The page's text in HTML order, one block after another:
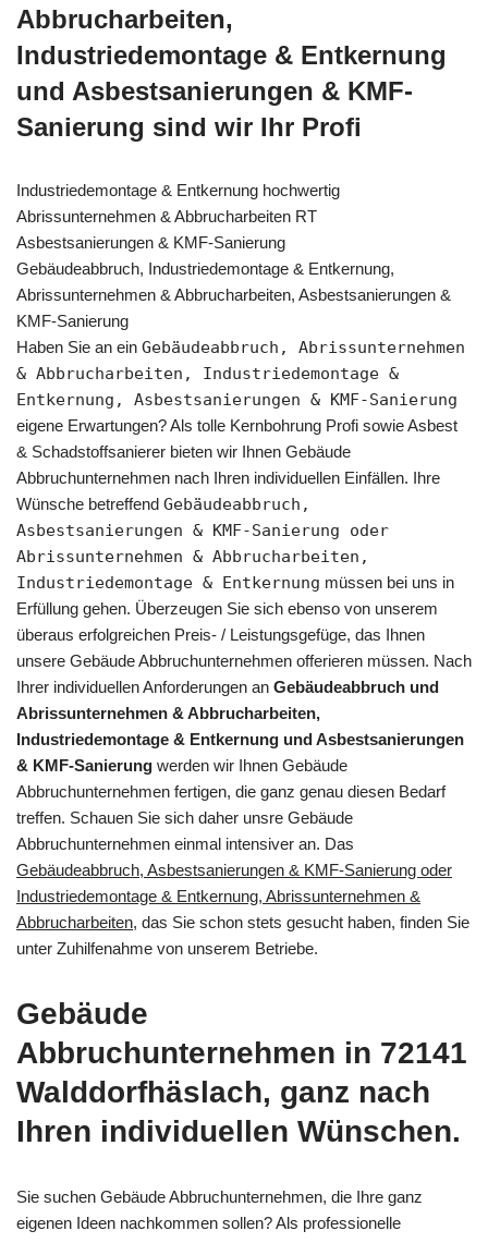
Abbrucharbeiten,
Industriedemontage & Entkernung
und Asbestsanierungen & KMF-
Sanierung sind wir Ihr Profi
Industriedemontage & Entkernung hochwertig
Abrissunternehmen & Abbrucharbeiten RT
Asbestsanierungen & KMF-Sanierung
Gebäudeabbruch, Industriedemontage & Entkernung,
Abrissunternehmen & Abbrucharbeiten, Asbestsanierungen &
KMF-Sanierung
Haben Sie an ein Gebäudeabbruch, Abrissunternehmen
& Abbrucharbeiten, Industriedemontage &
Entkernung, Asbestsanierungen & KMF-Sanierung
eigene Erwartungen? Als tolle Kernbohrung Profi sowie Asbest
& Schadstoffsanierer bieten wir Ihnen Gebäude
Abbruchunternehmen nach Ihren individuellen Einfällen. Ihre
Wünsche betreffend Gebäudeabbruch,
Asbestsanierungen & KMF-Sanierung oder
Abrissunternehmen & Abbrucharbeiten,
Industriedemontage & Entkernung müssen bei uns in
Erfüllung gehen. Überzeugen Sie sich ebenso von unserem
überaus erfolgreichen Preis- / Leistungsgefüge, das Ihnen
unsere Gebäude Abbruchunternehmen offerieren müssen. Nach
Ihrer individuellen Anforderungen an Gebäudeabbruch und
Abrissunternehmen & Abbrucharbeiten,
Industriedemontage & Entkernung und Asbestsanierungen
& KMF-Sanierung werden wir Ihnen Gebäude
Abbruchunternehmen fertigen, die ganz genau diesen Bedarf
treffen. Schauen Sie sich daher unsre Gebäude
Abbruchunternehmen einmal intensiver an. Das
Gebäudeabbruch, Asbestsanierungen & KMF-Sanierung oder
Industriedemontage & Entkernung, Abrissunternehmen &
Abbrucharbeiten, das Sie schon stets gesucht haben, finden Sie
unter Zuhilfenahme von unserem Betriebe.
Gebäude
Abbruchunternehmen in 72141
Walddorfhäslach, ganz nach
Ihren individuellen Wünschen.
Sie suchen Gebäude Abbruchunternehmen, die Ihre ganz
eigenen Ideen nachkommen sollen? Als professionelle